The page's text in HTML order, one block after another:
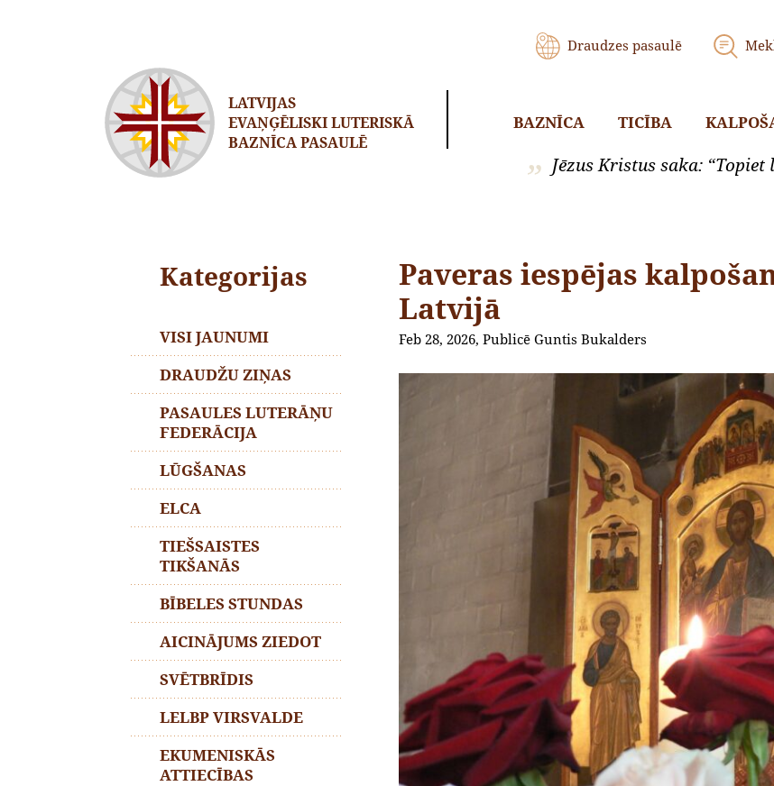
LATVIJAS
EVAŅĢĒLISKI LUTERISKĀ
BAZNĪCA PASAULĒ
Draudzes pasaulē
BAZNĪCA TICĪBA
Jēzus Kristus saka:
Kategorijas
VISI JAUNUMI
DRAUDŽU ZIŅAS
PASAULES LUTERĀŅU
FEDERĀCIJA
LŪGŠANAS
ELCA
TIEŠSAISTES
TIKŠANĀS
BĪBELES STUNDAS
AICINĀJUMS ZIEDOT
SVĒTBRĪDIS
LELBP VIRSVALDE
EKUMENISKĀS
ATTIECĪBAS
Paveras iespējas
Latvijā
Feb 28, 2026, Publicē Guntis Bukalders